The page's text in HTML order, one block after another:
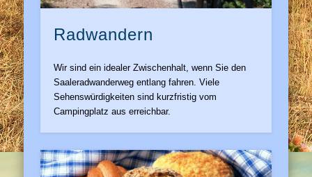
Radwandern
Wir sind ein idealer Zwischenhalt, wenn Sie den
Saaleradwanderweg entlang fahren. Viele
Sehenswürdigkeiten sind kurzfristig vom
Campingplatz aus erreichbar.